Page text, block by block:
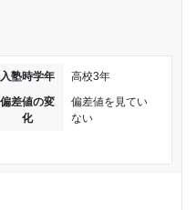
、他の塾に比べて質の良い
おもう。
ごとに料金の負担がかなり
してくれたかと言われる
ので、何も言えない。
入塾時学年 高校3年
偏差値の変
化
偏差値を見てい
ない